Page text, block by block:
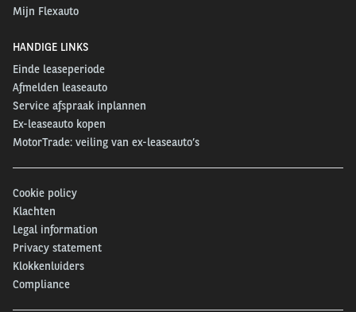
Mijn Flexauto
HANDIGE LINKS
Einde leaseperiode
Afmelden leaseauto
Service afspraak inplannen
Ex-leaseauto kopen
MotorTrade: veiling van ex-leaseauto’s
Cookie policy
Klachten
Legal information
Privacy statement
Klokkenluiders
Compliance